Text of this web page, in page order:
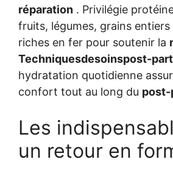
réparation . Privilégie
fruits, légumes, grains
riches en fer pour soutenir la
Techniquesdesoinspost-
hydratation quotidienne
confort tout au long du post-
Les
un retour en